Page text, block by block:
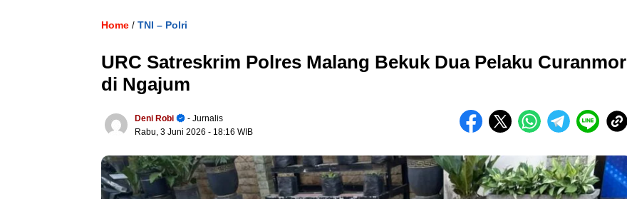
Home / TNI – Polri
URC Satreskrim Polres Malang Bekuk Dua Pelaku Curanmor
di Ngajum
Deni Robi
- Jurnalis
Rabu, 3 Juni 2026 - 18:16 WIB